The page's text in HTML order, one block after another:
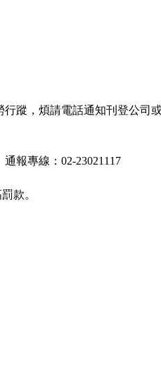
蹤，煩請電話通知刊登公司
報專線：02-23021117
款。